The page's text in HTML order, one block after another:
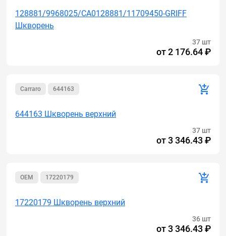
128881/9968025/CA0128881/11709450-GRIFF
Шкворень
37 шт
от2 176.64 ₽
Carraro 644163
644163 Шкворень верхний
37 шт
от3 346.43 ₽
OEM 17220179
17220179 Шкворень верхний
36 шт
от3 346.43 ₽